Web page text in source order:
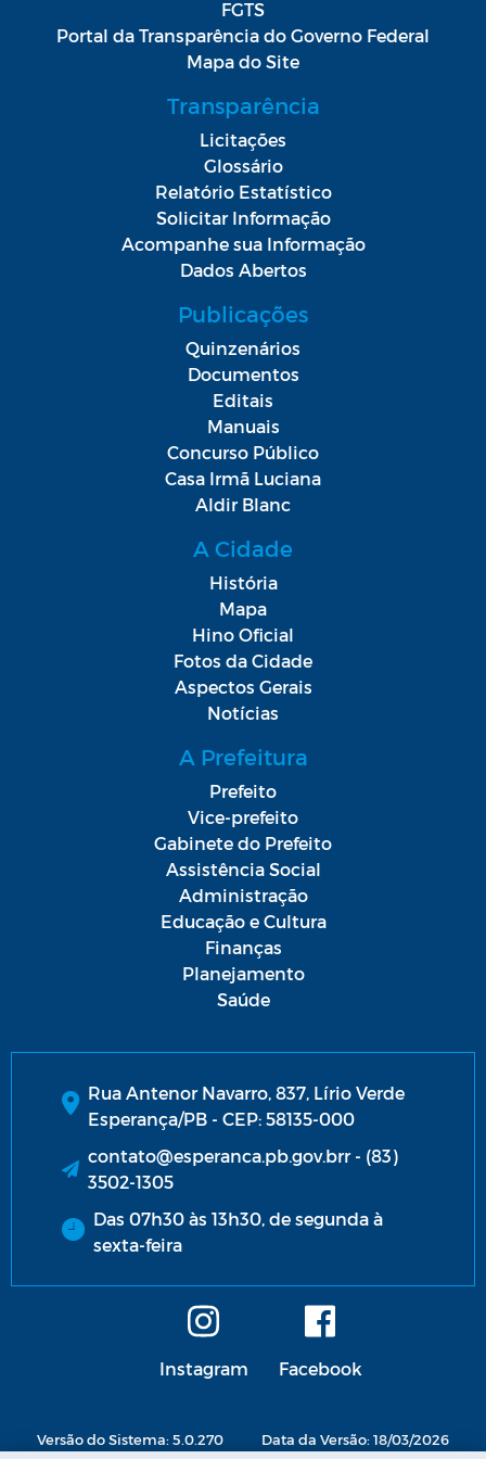
FGTS
Portal da Transparência do Governo Federal
Mapa do Site
Transparência
Licitações
Glossário
Relatório Estatístico
Solicitar Informação
Acompanhe sua Informação
Dados Abertos
Publicações
Quinzenários
Documentos
Editais
Manuais
Concurso Público
Casa Irmã Luciana
Aldir Blanc
A Cidade
História
Mapa
Hino Oficial
Fotos da Cidade
Aspectos Gerais
Notícias
A Prefeitura
Prefeito
Vice-prefeito
Gabinete do Prefeito
Assistência Social
Administração
Educação e Cultura
Finanças
Planejamento
Saúde
Rua Antenor Navarro, 837, Lírio Verde
Esperança/PB - CEP: 58135-000
contato@esperanca.pb.gov.brr - (83)
3502-1305
Das 07h30 às 13h30, de segunda à
sexta-feira
Instagram Facebook
Versão do Sistema: 5.0.270 Data da Versão: 18/03/2026